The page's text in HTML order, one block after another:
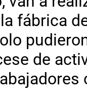
fábrica
de